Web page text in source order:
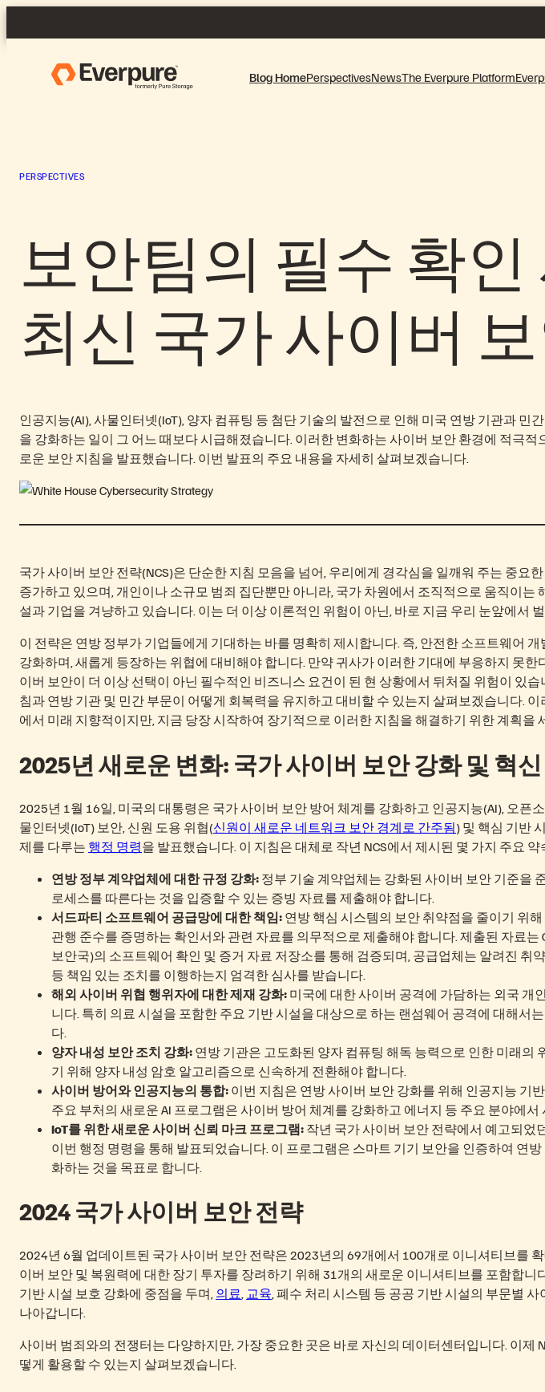
텐
Blog HomePerspectivesNewsThe Everpure Platform
PERSPECTIVES
보안팀의 필수 확인
최신 국가 사이버
인공지능(AI), 사물인터넷(IoT), 양자 컴퓨팅 등 첨단 기술의 발전으로 인해 미국 연방 기관과 민
을 강화하는 일이 그 어느 때보다 시급해졌습니다. 이러한 변화하는 사이버 보안 환경에 적극적
로운 보안 지침을 발표했습니다. 이번 발표의 주요 내용을 자세히 살펴보겠습니다.
국가 사이버 보안 전략(NCS)은 단순한 지침 모음을 넘어, 우리에게 경각심을 일깨워 주는 중요
증가하고 있으며, 개인이나 소규모 범죄 집단뿐만 아니라, 국가 차원에서 조직적으로 움직이는
설과 기업을 겨냥하고 있습니다. 이는 더 이상 이론적인 위험이 아닌, 바로 지금 우리 눈앞에서
이 전략은 연방 정부가 기업들에게 기대하는 바를 명확히 제시합니다. 즉, 안전한 소프트웨어
강화하며, 새롭게 등장하는 위협에 대비해야 합니다. 만약 귀사가 이러한 기대에 부응하지 못한
이버 보안이 더 이상 선택이 아닌 필수적인 비즈니스 요건이 된 현 상황에서 뒤처질 위험이 있
침과 연방 기관 및 민간 부문이 어떻게 회복력을 유지하고 대비할 수 있는지 살펴보겠습니다.
에서 미래 지향적이지만, 지금 당장 시작하여 장기적으로 이러한 지침을 해결하기 위한 계획을
2025년 새로운 변화: 국가 사이버 보안 강화 및 혁
2025년 1월 16일, 미국의 대통령은 국가 사이버 보안 방어 체계를 강화하고 인공지능(AI), 오픈
물인터넷(IoT) 보안, 신원 도용 위협(신원이 새로운 네트워크 보안 경계로 간주됨) 및 핵심 기반
제를 다루는 행정 명령을 발표했습니다. 이 지침은 대체로 작년 NCS에서 제시된 몇 가지 주요
연방 정부 계약업체에 대한 규정 강화: 정부 기술 계약업체는 강화된 사이버 보안 기준을
로세스를 따른다는 것을 입증할 수 있는 증빙 자료를 제출해야 합니다.
서드파티 소프트웨어 공급망에 대한 책임: 연방 핵심 시스템의 보안 취약점을 줄이기 위
관행 준수를 증명하는 확인서와 관련 자료를 의무적으로 제출해야 합니다. 제출된 자료는
보안국)의 소프트웨어 확인 및 증거 자료 저장소를 통해 검증되며, 공급업체는 알려진 취
등 책임 있는 조치를 이행하는지 엄격한 심사를 받습니다.
해외 사이버 위협 행위자에 대한 제재 강화: 미국에 대한 사이버 공격에 가담하는 외국 개
니다. 특히 의료 시설을 포함한 주요 기반 시설을 대상으로 하는 랜섬웨어 공격에 대해서
다.
양자 내성 보안 조치 강화: 연방 기관은 고도화된 양자 컴퓨팅 해독 능력으로 인한 미래의
기 위해 양자 내성 암호 알고리즘으로 신속하게 전환해야 합니다.
사이버 방어와 인공지능의 통합: 이번 지침은 연방 사이버 보안 강화를 위해 인공지능 기
주요 부처의 새로운 AI 프로그램은 사이버 방어 체계를 강화하고 에너지 등 주요 분야에
IoT를 위한 새로운 사이버 신뢰 마크 프로그램: 작년 국가 사이버 보안 전략에서 예고되었
이번 행정 명령을 통해 발표되었습니다. 이 프로그램은 스마트 기기 보안을 인증하여 연
화하는 것을 목표로 합니다.
2024 국가 사이버 보안 전략
2024년 6월 업데이트된 국가 사이버 보안 전략은 2023년의 69개에서 100개로 이니셔티브를
이버 보안 및 복원력에 대한 장기 투자를 장려하기 위해 31개의 새로운 이니셔티브를 포함합니
기반 시설 보호 강화에 중점을 두며, 의료, 교육, 폐수 처리 시스템 등 공공 기반 시설의 부문별
나아갑니다.
사이버 범죄와의 전쟁터는 다양하지만, 가장 중요한 곳은 바로 자신의 데이터센터입니다. 이제
떻게 활용할 수 있는지 살펴보겠습니다.